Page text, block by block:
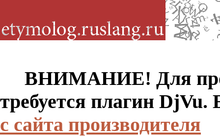
ВНИМАНИЕ! Для
требуется плагин
с сайта производителя